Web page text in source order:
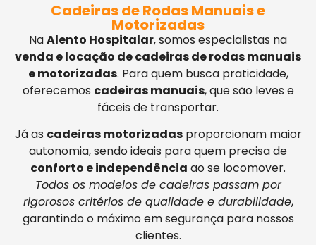
Cadeiras de Rodas Manuais e
Motorizadas
NaAlento Hospitalar, somos especialistas na
venda e locação de cadeiras de rodas manuais
e motorizadas. Para quem busca praticidade,
oferecemos cadeiras manuais, que são leves e
fáceis de transportar.
Já as cadeiras motorizadasproporcionam maior
autonomia, sendo ideais para quem precisa de
conforto e independência ao se locomover.
Todos os modelos de cadeiras passam por
rigorosos critérios de qualidade e durabilidade,
garantindo o máximo em segurança para nossos
clientes.